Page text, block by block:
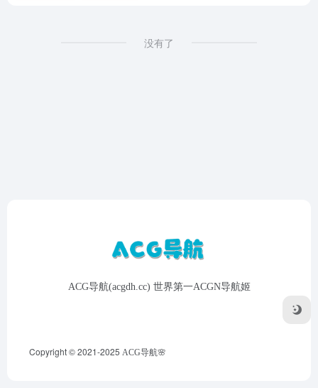
没有了
ACG导航(acgdh.cc) 世界第一ACGN导航姬
Copyright © 2021-2025 ACG导航🌸